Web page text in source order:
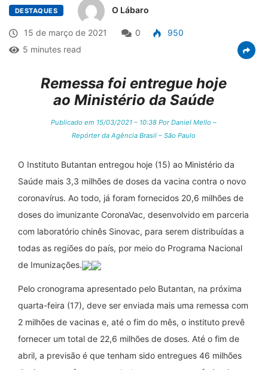
DESTAQUES O Lábaro
15 de março de 2021 0
950
5 minutes read
Remessa foi entregue hoje
ao Ministério da Saúde
Publicado em 15/03/2021 – 10:38 Por Daniel Mello –
Repórter da Agência Brasil – São Paulo
O Instituto Butantan entregou hoje (15) ao Ministério da
Saúde mais 3,3 milhões de doses da vacina contra o novo
coronavírus. Ao todo, já foram fornecidos 20,6 milhões de
doses do imunizante CoronaVac, desenvolvido em parceria
com laboratório chinês Sinovac, para serem distribuídas a
todas as regiões do país, por meio do Programa Nacional
de Imunizações.
Pelo cronograma apresentado pelo Butantan, na próxima
quarta-feira (17), deve ser enviada mais uma remessa com
2 milhões de vacinas e, até o fim do mês, o instituto prevê
fornecer um total de 22,6 milhões de doses. Até o fim de
abril, a previsão é que tenham sido entregues 46 milhões